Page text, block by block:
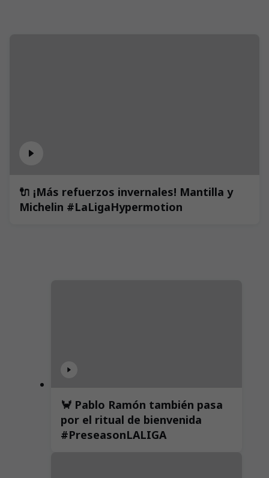
🔌 ¡Más refuerzos invernales! Mantilla y
Michelin #LaLigaHypermotion
🦀 Pablo Ramón también pasa
por el ritual de bienvenida
#PreseasonLALIGA